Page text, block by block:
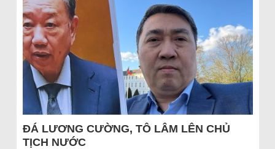
ĐÁ LƯƠNG CƯỜNG, TÔ LÂM LÊN CHỦ
TỊCH NƯỚC